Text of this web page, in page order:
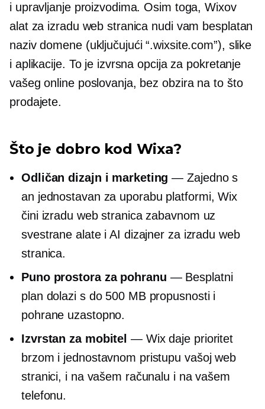
i upravljanje proizvodima. Osim toga, Wixov
alat za izradu web stranica nudi vam besplatan
naziv domene (uključujući “.wixsite.com”), slike
i aplikacije. To je izvrsna opcija za pokretanje
vašeg online poslovanja, bez obzira na to što
prodajete.
Što je dobro kod Wixa?
Odličan dizajn i marketing — Zajedno s
an jednostavan za uporabu platformi, Wix
čini izradu web stranica zabavnom uz
svestrane alate i AI dizajner za izradu web
stranica.
Puno prostora za pohranu — Besplatni
plan dolazi s do 500 MB propusnosti i
pohrane uzastopno.
Izvrstan za mobitel — Wix daje prioritet
brzom i jednostavnom pristupu vašoj web
stranici, i na vašem računalu i na vašem
telefonu.